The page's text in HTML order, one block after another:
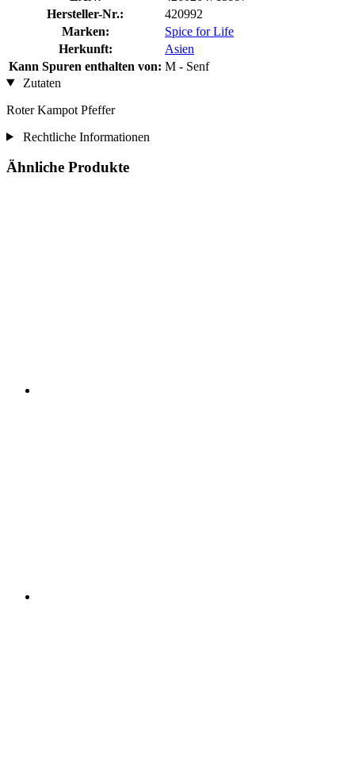
Hersteller-Nr.:
420992
Marken:
Spice for Life
Herkunft:
Asien
Kann Spuren enthalten von: M - Senf
Zutaten
Roter Kampot Pfeffer
Rechtliche Informationen
Ähnliche Produkte